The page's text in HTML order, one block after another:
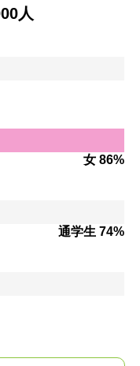
人
女 86%
通学生 74%